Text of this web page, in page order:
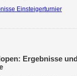
Einsteigerturnier
Ergebnisse